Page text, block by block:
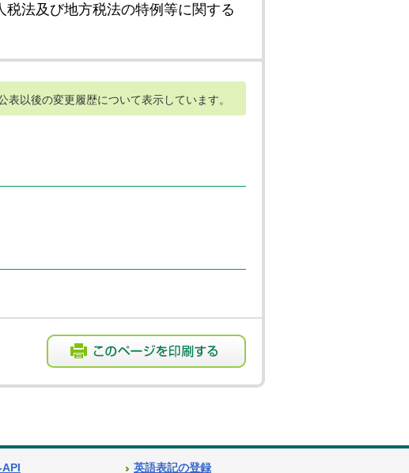
法及び地方税法の特例等に関する
表以後の変更履歴について表示しています。
英語表記の登録